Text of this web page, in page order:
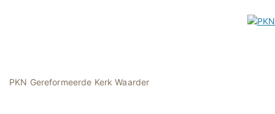
PKN Gereformeerde Kerk Waarder